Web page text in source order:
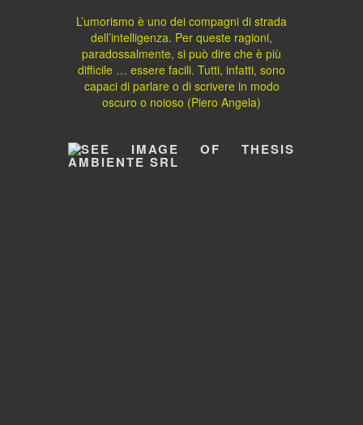
L’umorismo è uno dei compagni di strada
dell’intelligenza. Per queste ragioni,
paradossalmente, si può dire che è più
difficile … essere facili. Tutti, infatti, sono
capaci di parlare o di scrivere in modo
oscuro o noioso (Piero Angela)